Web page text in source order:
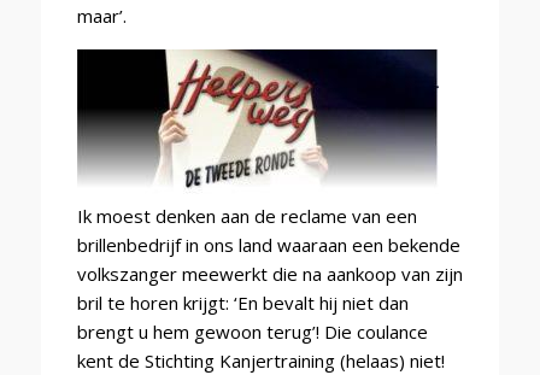
maar’.
Ik moest denken aan de reclame van een
brillenbedrijf in ons land waaraan een bekende
volkszanger meewerkt die na aankoop van zijn
bril te horen krijgt: ‘En bevalt hij niet dan
brengt u hem gewoon terug’! Die coulance
kent de Stichting Kanjertraining (helaas) niet!